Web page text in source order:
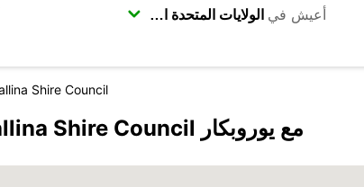
أعيش في
Shire Council
اكتشف Ballina Shire Council مع يوروبكار